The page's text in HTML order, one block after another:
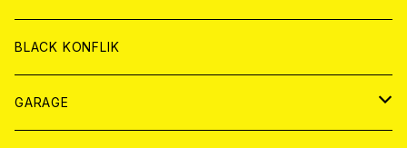
ANALOG
ANALOG
CD
ANALOG
BLACK KONFLIK
GARAGE